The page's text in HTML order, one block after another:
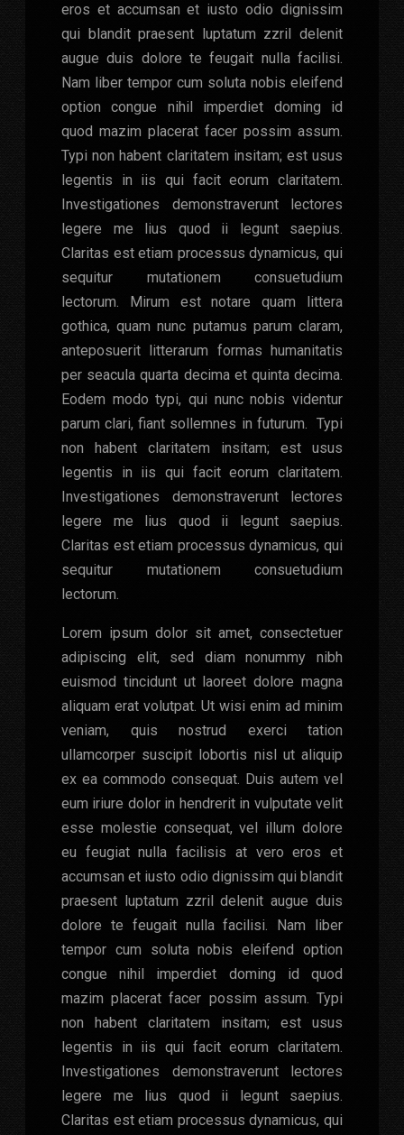
eros et accumsan et iusto odio dignissim
qui blandit praesent luptatum zzril delenit
augue duis dolore te feugait nulla facilisi.
Nam liber tempor cum soluta nobis eleifend
option congue nihil imperdiet doming id
quod mazim placerat facer possim assum.
Typi non habent claritatem insitam; est usus
legentis in iis qui facit eorum claritatem.
Investigationes demonstraverunt lectores
legere me lius quod ii legunt saepius.
Claritas est etiam processus dynamicus, qui
sequitur mutationem consuetudium
lectorum. Mirum est notare quam littera
gothica, quam nunc putamus parum claram,
anteposuerit litterarum formas humanitatis
per seacula quarta decima et quinta decima.
Eodem modo typi, qui nunc nobis videntur
parum clari, fiant sollemnes in futurum. Typi
non habent claritatem insitam; est usus
legentis in iis qui facit eorum claritatem.
Investigationes demonstraverunt lectores
legere me lius quod ii legunt saepius.
Claritas est etiam processus dynamicus, qui
sequitur mutationem consuetudium
lectorum.
Lorem ipsum dolor sit amet, consectetuer
adipiscing elit, sed diam nonummy nibh
euismod tincidunt ut laoreet dolore magna
aliquam erat volutpat. Ut wisi enim ad minim
veniam, quis nostrud exerci tation
ullamcorper suscipit lobortis nisl ut aliquip
ex ea commodo consequat. Duis autem vel
eum iriure dolor in hendrerit in vulputate velit
esse molestie consequat, vel illum dolore
eu feugiat nulla facilisis at vero eros et
accumsan et iusto odio dignissim qui blandit
praesent luptatum zzril delenit augue duis
dolore te feugait nulla facilisi. Nam liber
tempor cum soluta nobis eleifend option
congue nihil imperdiet doming id quod
mazim placerat facer possim assum. Typi
non habent claritatem insitam; est usus
legentis in iis qui facit eorum claritatem.
Investigationes demonstraverunt lectores
legere me lius quod ii legunt saepius.
Claritas est etiam processus dynamicus, qui